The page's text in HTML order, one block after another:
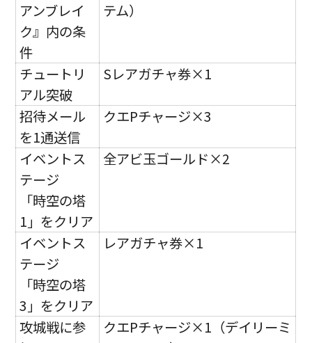
アンブレイ
ク』内の条
件
テム）
チュートリ
アル突破
Sレアガチャ券×1
招待メール
を1通送信
クエPチャージ×3
イベントス
テージ
「時空の塔
1」をクリア
全アビ玉ゴールド×2
イベントス
テージ
「時空の塔
3」をクリア
レアガチャ券×1
攻城戦に参
クエPチャージ×1（デイリーミ